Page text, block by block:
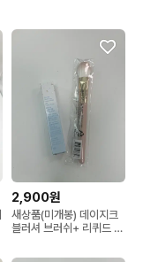
2,900원
새상품(미개봉) 데이지크
블러셔 브러쉬+ 리퀴드 글